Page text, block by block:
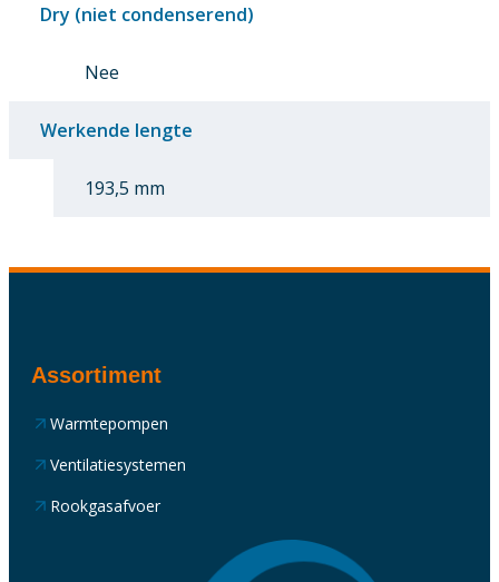
Dry (niet condenserend)
Nee
Werkende lengte
193,5 mm
Assortiment
Warmtepompen
Ventilatiesystemen
Rookgasafvoer